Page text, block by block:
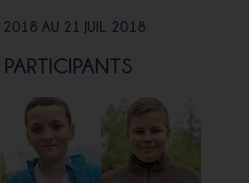
2018 AU 21 JUIL. 2018
PARTICIPANTS